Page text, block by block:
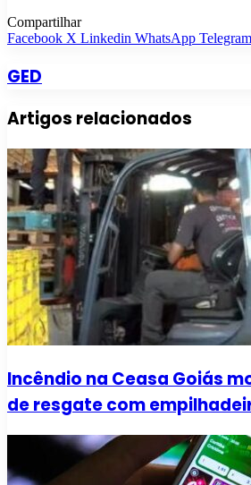
Compartilhar
Facebook X Linkedin WhatsApp Telegram
GED
Artigos relacionados
Incêndio na Ceasa Goiás
de resgate com